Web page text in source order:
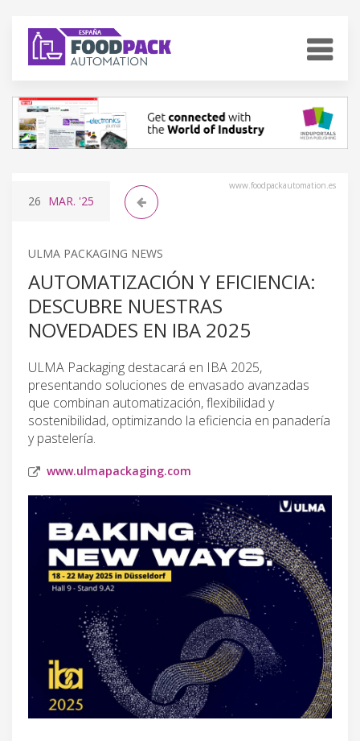
www.foodpackautomation.es
26 MAR. '25
ULMA PACKAGING NEWS
AUTOMATIZACIÓN Y EFICIENCIA:
DESCUBRE NUESTRAS
NOVEDADES EN IBA 2025
ULMA Packaging destacará en IBA 2025,
presentando soluciones de envasado avanzadas
que combinan automatización, flexibilidad y
sostenibilidad, optimizando la eficiencia en panadería
y pastelería.
www.ulmapackaging.com